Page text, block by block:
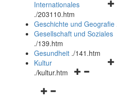
und
Internationales
./203110.htm
Geschichte und Geografie
Gesellschaft und Soziales
./139.htm
Gesundheit ./141.htm
Kultur
./kultur.htm
Navigationsmenü